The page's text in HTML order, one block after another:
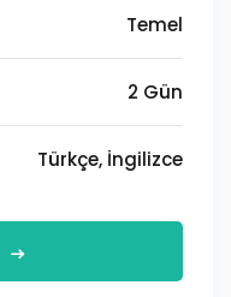
Temel
2 Gün
Türkçe, İngilizce